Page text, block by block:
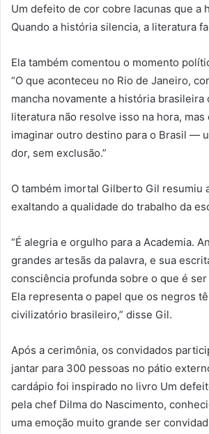
Um defeito de cor cobre lacunas que a
Quando a história silencia, a literatura
Ela também comentou o momento
“O que aconteceu no Rio de Janeiro,
mancha novamente a história brasileira
literatura não resolve isso na hora, mas
imaginar outro destino para o Brasil —
dor, sem exclusão.”
O também imortal Gilberto Gil resumiu
exaltando a qualidade do trabalho da
“É alegria e orgulho para a Academia.
grandes artesãs da palavra, e sua
consciência profunda sobre o que é
Ela representa o papel que os negros
civilizatório brasileiro,” disse Gil.
Após a cerimônia, os convidados
jantar para 300 pessoas no pátio
cardápio foi inspirado no livro Um
pela chef Dilma do Nascimento,
uma emoção muito grande ser